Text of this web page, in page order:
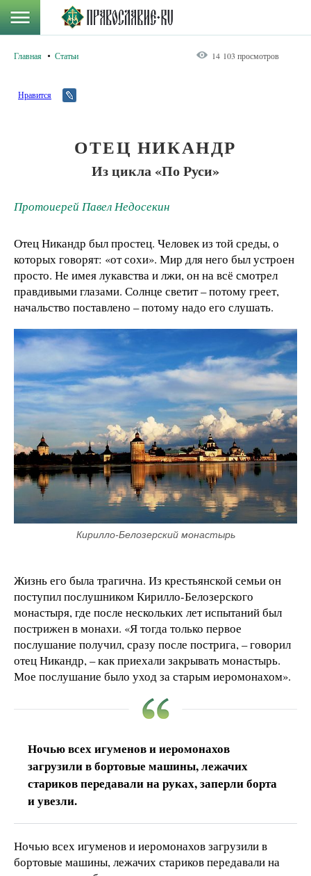
Главная Статьи 14 103 просмотров
Нравится
ОТЕЦ НИКАНДР
Из цикла «По Руси»
Протоиерей Павел Недосекин
Отец Никандр был простец. Человек из той среды, о
которых говорят: «от сохи». Мир для него был устроен
просто. Не имея лукавства и лжи, он на всё смотрел
правдивыми глазами. Солнце светит – потому греет,
начальство поставлено – потому надо его слушать.
Кирилло-Белозерский монастырь
Жизнь его была трагична. Из крестьянской семьи он
поступил послушником Кирилло-Белозерского
монастыря, где после нескольких лет испытаний был
пострижен в монахи. «Я тогда только первое
послушание получил, сразу после пострига, – говорил
отец Никандр, – как приехали закрывать монастырь.
Мое послушание было уход за старым иеромонахом».
Ночью всех игуменов и иеромонахов
загрузили в бортовые машины, лежачих
стариков передавали на руках, заперли борта
и увезли.
Ночью всех игуменов и иеромонахов загрузили в
бортовые машины, лежачих стариков передавали на